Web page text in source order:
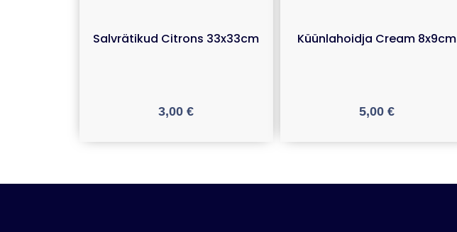
Salvrätikud Citrons 33x33cm
3,00€
Küünlahoidja Cream 8x9cm
5,00 €